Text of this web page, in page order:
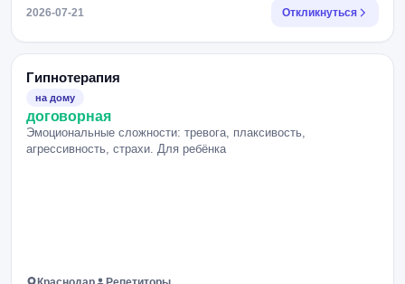
2026-07-21 Откликнуться
Гипнотерапия
на дому
договорная
Эмоциональные сложности: тревога, плаксивость,
агрессивность, страхи. Для ребёнка